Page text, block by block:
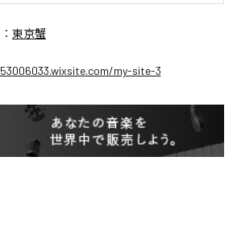
東京蟹
my-site-3